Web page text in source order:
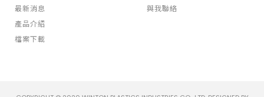
最新消息
產品介紹
檔案下載
與我聯絡